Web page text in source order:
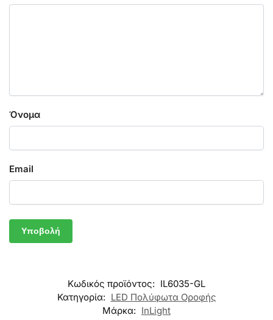
Όνομα
Email
Κωδικός προϊόντος: IL6035-GL
Κατηγορία: LED Πολύφωτα Οροφής
Μάρκα: InLight